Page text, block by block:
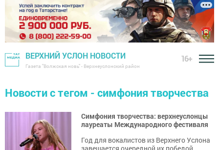
ВЕРХНИЙ УСЛОН НОВОСТИ
Газета "Волжская новь" - Верхнеуслонский район
16+
Новости с тегом - симфония творчества
Симфония творчества: верхнеуслонцы
лауреаты Международного фестиваля
Год для вокалистов из Верхнего Услона